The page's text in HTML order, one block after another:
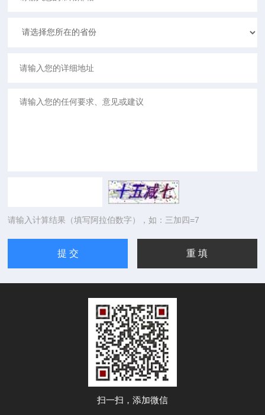
请输入计算结果（填写阿拉伯数字），如：三加四=7
扫一扫，添加微信